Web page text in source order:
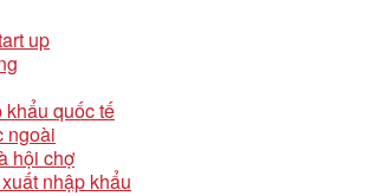
up
khẩu quốc tế
ngoài
hội chợ
nhập khẩu